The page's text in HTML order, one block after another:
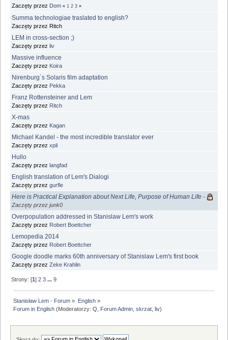
Zaczęty przez Dom « 1 2 3 »
Summa technologiae traslated to english?
Zaczęty przez Ritch
LEM in cross-section ;)
Zaczęty przez liv
Massive influence
Zaczęty przez Koira
Nirenburg´s Solaris film adaptation
Zaczęty przez Pekka
Franz Rottensteiner and Lem
Zaczęty przez Ritch
X-mas
Zaczęty przez Kagan
Michael Kandel - the most incredible translator ever
Zaczęty przez xpil
Hullo
Zaczęty przez langfad
English translation of Lem's Dialogi
Zaczęty przez gurfle
Here is Practical Explanation about Next Life, Purpose of Human Life -
Zaczęty przez junk0
Overpopulation addressed in Stanislaw Lem's work
Zaczęty przez Robert Boettcher
Lemopedia 2014
Zaczęty przez Robert Boettcher
Google doodle marks 60th anniversary of Stanislaw Lem's first book
Zaczęty przez Zeke Krahlin
Strony: [1]2 3 ...9
Stanisław Lem - Forum » English»
Forum in English (Moderatorzy:Q Forum Admin ,skrzat ,liv)